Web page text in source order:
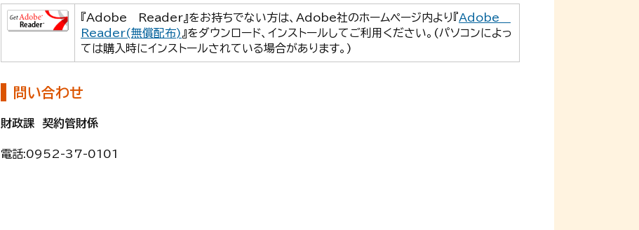
『Adobe Reader』をお持ちでない方は、Adobe社のホームページ内より『Adobe
Reader(無償配布) 』をダウンロード、インストールしてご利用ください。(パソコンによっ
ては購入時にインストールされている場合があります。)
問い合わせ
財政課 契約管財係
電話:0952-37-0101